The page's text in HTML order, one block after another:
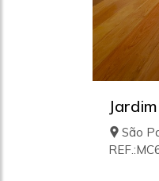
São